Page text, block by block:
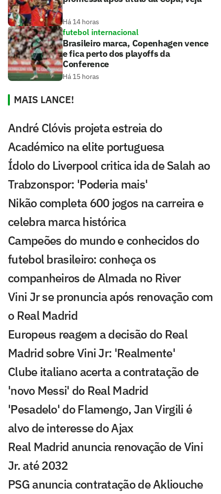
Há 14 horas
futebol internacional
Brasileiro marca, Copenhagen vence
e fica perto dos playoffs da
Conference
Há 15 horas
MAIS LANCE!
André Clóvis projeta estreia do
Académico na elite portuguesa
Ídolo do Liverpool critica ida de Salah ao
Trabzonspor: 'Poderia mais'
Nikão completa 600 jogos na carreira e
celebra marca histórica
Campeões do mundo e conhecidos do
futebol brasileiro: conheça os
companheiros de Almada no River
Vini Jr se pronuncia após renovação com
o Real Madrid
Europeus reagem a decisão do Real
Madrid sobre Vini Jr: 'Realmente'
Clube italiano acerta a contratação de
'novo Messi' do Real Madrid
'Pesadelo' do Flamengo, Jan Virgili é
alvo de interesse do Ajax
Real Madrid anuncia renovação de Vini
Jr. até 2032
PSG anuncia contratação de Akliouche